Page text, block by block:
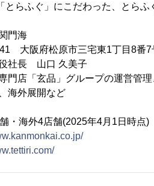
とらふぐ」にこだわった、とらふ
門海
大阪府松原市三宅東1丁目8番7
社長 山口 久美子
店「玄品」グループの運営管理
展開など
海外4店舗(2025年4月1日時点)